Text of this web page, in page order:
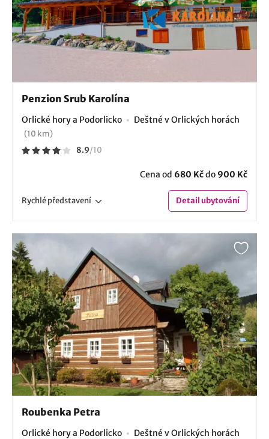
Penzion Srub Karolína
Orlické hory a Podorlicko Deštné v Orlických horách
(10 km)
8.9/10
Cena od 680 Kčdo 900 Kč
Rychlépředstavení Detailubytování
Roubenka Petra
Orlické hory a Podorlicko Deštné v Orlických horách